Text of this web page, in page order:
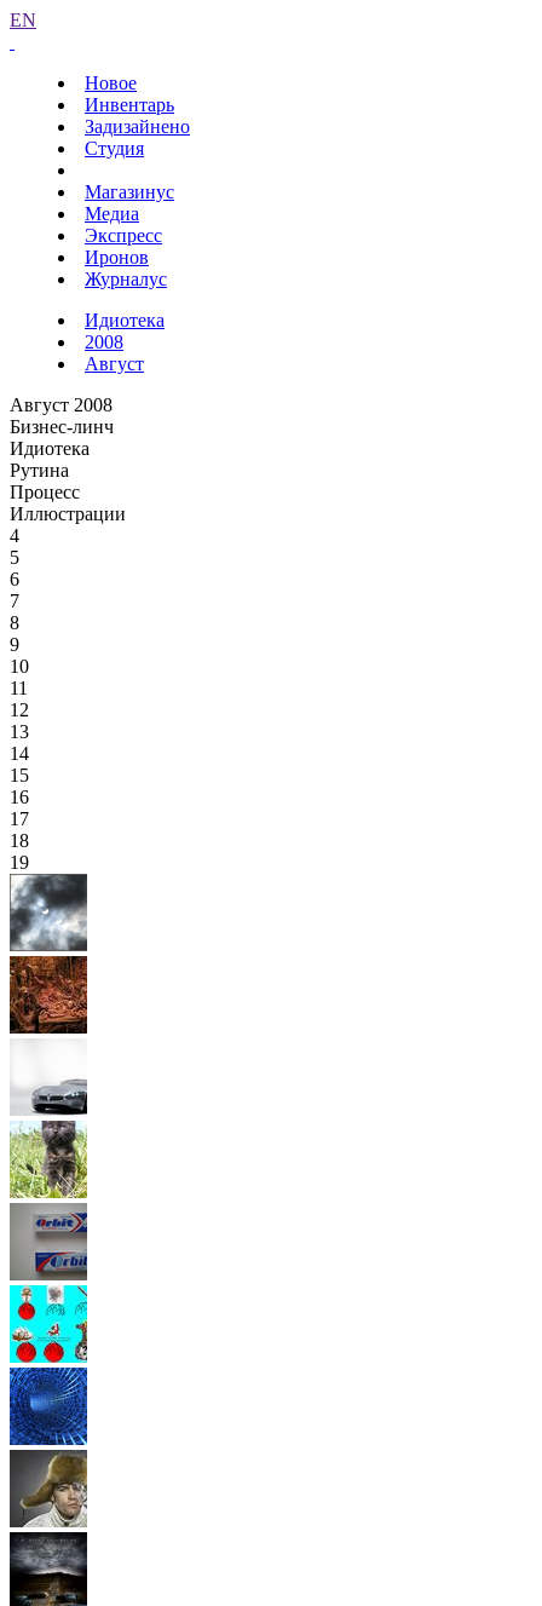
EN
Новое
Инвентарь
Задизайнено
Студия
Магазинус
Медиа
Экспресс
Иронов
Журналус
Идиотека
2008
Август
Август 2008
Бизнес-линч
Идиотека
Рутина
Процесс
Иллюстрации
4
5
6
7
8
9
10
11
12
13
14
15
16
17
18
19